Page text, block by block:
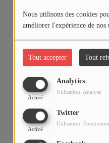
Nous utilisons des cookies
améliorer l'expérience de nos
Tout accepter Tout
Analytics
Activé
Utilisation: Analyse
Twitter
Activé
Utilisation: